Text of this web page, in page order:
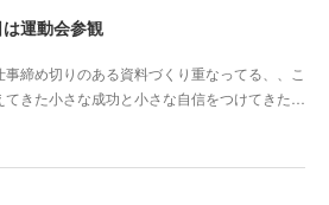
運動会参観
締め切りのある資料づくり重なってる、、こ
きた小さな成功と小さな自信をつけてきた…